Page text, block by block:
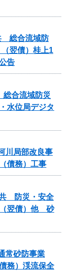
総合流域防
翌債）桂上1
告
合流域防災
水位局デジタ
川局部改良事
債務）工事
共 防災・安全
（翌債）他 砂
常砂防事業
務）渓流保全